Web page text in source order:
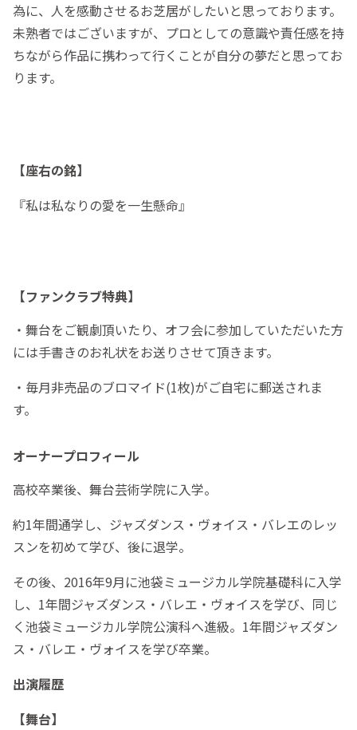
為に、人を感動させるお芝居がしたいと思っております。
未熟者ではございますが、プロとしての意識や責任感を持
ちながら作品に携わって行くことが自分の夢だと思ってお
ります。
【座右の銘】
『私は私なりの愛を一生懸命』
【ファンクラブ特典】
・舞台をご観劇頂いたり、オフ会に参加していただいた方
には手書きのお礼状をお送りさせて頂きます。
・毎月非売品のブロマイド(1枚)がご自宅に郵送されま
す。
オーナープロフィール
高校卒業後、舞台芸術学院に入学。
約1年間通学し、ジャズダンス・ヴォイス・バレエのレッ
スンを初めて学び、後に退学。
その後、2016年9月に池袋ミュージカル学院基礎科に入学
し、1年間ジャズダンス・バレエ・ヴォイスを学び、同じ
く池袋ミュージカル学院公演科へ進級。1年間ジャズダン
ス・バレエ・ヴォイスを学び卒業。
出演履歴
【舞台】